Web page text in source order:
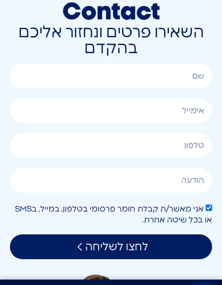
Contact
השאירו פרטים ונחזור אליכם
בהקדם
אני מאשר/ת קבלת חומר פרסומי בטלפון, במייל, בSMS
או בכל שיטה אחרת.
לחצו לשליחה